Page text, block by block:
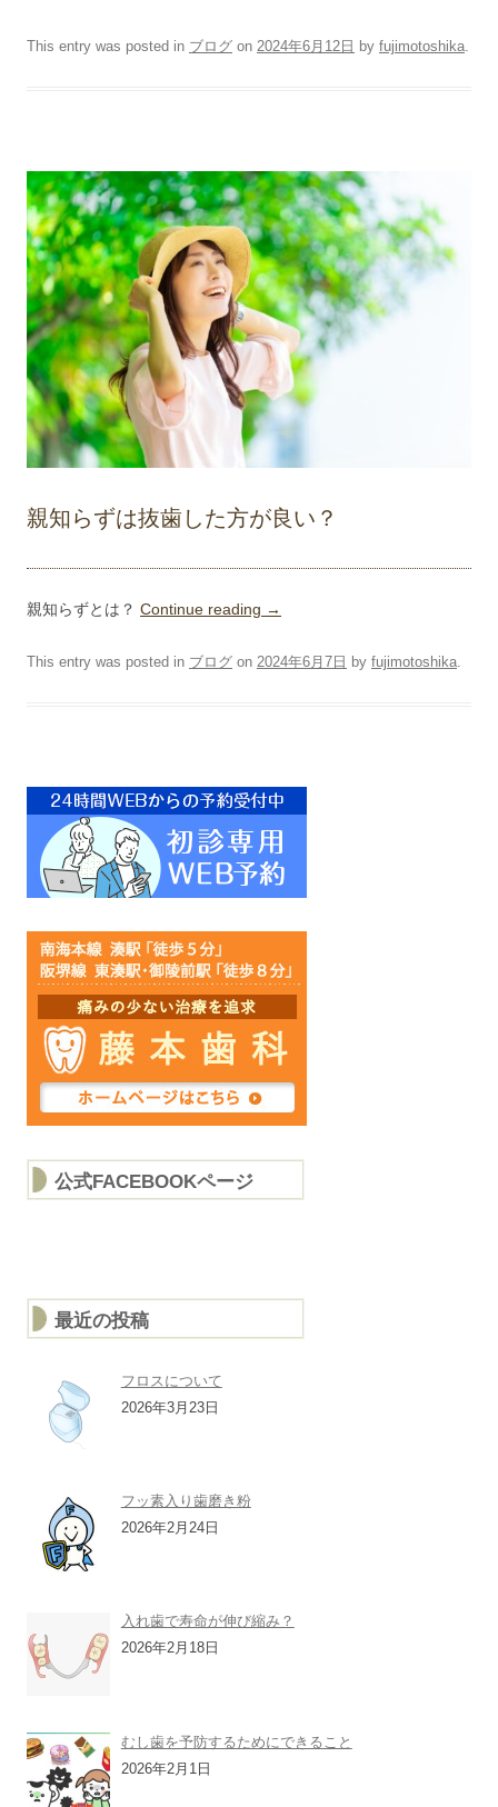
This entry was posted in ブログ on 2024年6月12日 by fujimotoshika.
親知らずは抜歯した方が良い？
親知らずとは？ Continue reading →
This entry was posted in ブログ on 2024年6月7日 by fujimotoshika.
公式FACEBOOKページ
最近の投稿
フロスについて
2026年3月23日
フッ素入り歯磨き粉
2026年2月24日
入れ歯で寿命が伸び縮み？
2026年2月18日
むし歯を予防するためにできること
2026年2月1日